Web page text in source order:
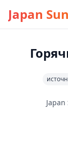
Japan